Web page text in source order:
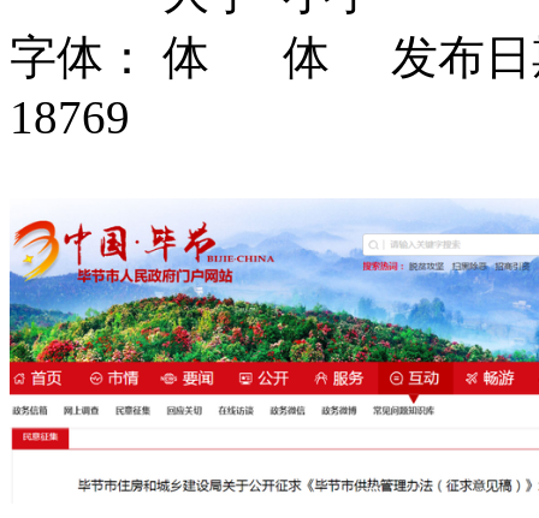
字体：
发布
18769